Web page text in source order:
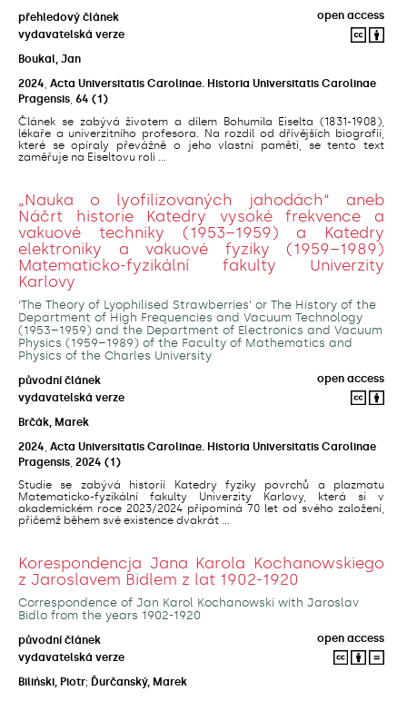
přehledový článek
open access
vydavatelská verze
Boukal, Jan
2024 Acta Universitatis Carolinae. Historia Universitatis Carolinae
Pragensis 64 (1)
Článek se zabývá životem a dílem Bohumila Eiselta (1831-1908),
lékaře a univerzitního profesora. Na rozdíl od dřívějších biografií,
které se opíraly převážně o jeho vlastní paměti, se tento text
zaměřuje na Eiseltovu roli ...
„Nauka o lyofilizovaných jahodách“ aneb
Náčrt historie Katedry vysoké frekvence a
vakuové techniky (1953–1959) a Katedry
elektroniky a vakuové fyziky (1959–1989)
Matematicko-fyzikální fakulty Univerzity
Karlovy
‘The Theory of Lyophilised Strawberries’ or The History of the
Department of High Frequencies and Vacuum Technology
(1953–1959) and the Department of Electronics and Vacuum
Physics (1959–1989) of the Faculty of Mathematics and
Physics of the Charles University
původní článek
open access
vydavatelská verze
Brčák, Marek
2024 Acta Universitatis Carolinae. Historia Universitatis Carolinae
Pragensis 2024 (1)
Studie se zabývá historií Katedry fyziky povrchů a plazmatu
Matematicko-fyzikální fakulty Univerzity Karlovy, která si v
akademickém roce 2023/2024 připomíná 70 let od svého založení,
přičemž během své existence dvakrát ...
Korespondencja Jana Karola Kochanowskiego
z Jaroslavem Bidlem z lat 1902-1920
Correspondence of Jan Karol Kochanowski with Jaroslav
Bidlo from the years 1902-1920
původní článek
open access
vydavatelská verze
Biliński, Piotr; Ďurčanský, Marek